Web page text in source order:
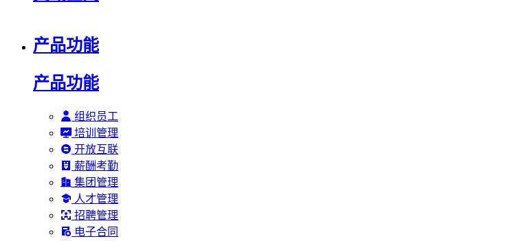
产品功能
产品功能
组织员工
培训管理
开放互联
薪酬考勤
集团管理
人才管理
招聘管理
电子合同